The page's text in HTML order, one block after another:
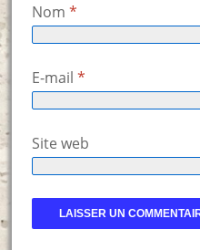
Nom *
E-mail *
Site web